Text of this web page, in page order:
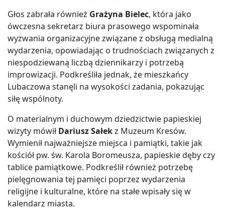
Głos zabrała również Grażyna Bielec, która jako
ówczesna sekretarz biura prasowego wspominała
wyzwania organizacyjne związane z obsługą medialną
wydarzenia, opowiadając o trudnościach związanych z
niespodziewaną liczbą dziennikarzy i potrzebą
improwizacji. Podkreśliła jednak, że mieszkańcy
Lubaczowa stanęli na wysokości zadania, pokazując
siłę wspólnoty.
O materialnym i duchowym dziedzictwie papieskiej
wizyty mówił Dariusz Sałekz Muzeum Kresów.
Wymienił najważniejsze miejsca i pamiątki, takie jak
kościół pw. św. Karola Boromeusza, papieskie dęby czy
tablice pamiątkowe. Podkreślił również potrzebę
pielęgnowania tej pamięci poprzez wydarzenia
religijne i kulturalne, które na stałe wpisały się w
kalendarz miasta.